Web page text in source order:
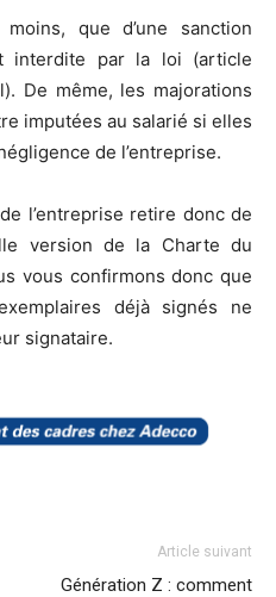
que d’une sanction
interdite par la loi (article
De même, les majorations
imputées au salarié si elles
de l’entreprise.
l’entreprise retire donc de
version de la Charte du
vous confirmons donc que
déjà signés ne
signataire.
Article suivant
Génération Z : comment